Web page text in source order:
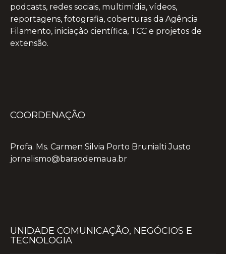
podcasts, redes sociais, multimídia, vídeos,
reportagens, fotografia, coberturas da Agência
Filamento, iniciação científica, TCC e projetos de
extensão.
COORDENAÇÃO
Profa. Ms. Carmen Silvia Porto Brunialti Justo
jornalismo@baraodemaua.br
UNIDADE COMUNICAÇÃO, NEGÓCIOS E
TECNOLOGIA